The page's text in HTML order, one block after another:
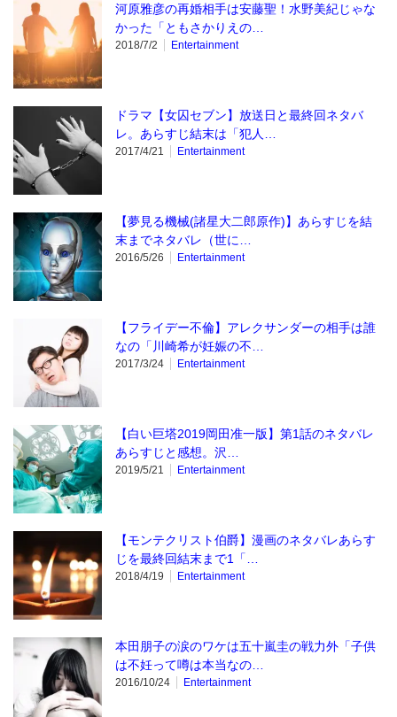
河原雅彦の再婚相手は安藤聖！水野美紀じゃな
かった「ともさかりえの…
2018/7/2 Entertainment
ドラマ【女囚セブン】放送日と最終回ネタバ
レ。あらすじ結末は「犯人…
2017/4/21 Entertainment
【夢見る機械(諸星大二郎原作)】あらすじを結
末までネタバレ（世に…
2016/5/26 Entertainment
【フライデー不倫】アレクサンダーの相手は誰
なの「川崎希が妊娠の不…
2017/3/24 Entertainment
【白い巨塔2019岡田准一版】第1話のネタバレ
あらすじと感想。沢…
2019/5/21 Entertainment
【モンテクリスト伯爵】漫画のネタバレあらす
じを最終回結末まで1「…
2018/4/19 Entertainment
本田朋子の涙のワケは五十嵐圭の戦力外「子供
は不妊って噂は本当なの…
2016/10/24 Entertainment